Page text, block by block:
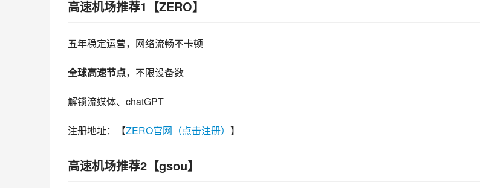
高速机场推荐1【ZERO】
五年稳定运营，网络流畅不卡顿
全球高速节点，不限设备数
解锁流媒体、chatGPT
注册地址：【ZERO官网（点击注册） 】
高速机场推荐2【gsou】